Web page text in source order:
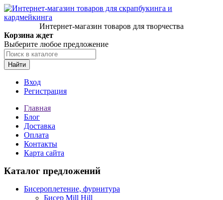
Интернет-магазин товаров для творчества
Корзина ждет
Выберите любое предложение
Найти
Вход
Регистрация
Главная
Блог
Доставка
Оплата
Контакты
Карта сайта
Каталог предложений
Бисероплетение, фурнитура
Бисер Mill Hill